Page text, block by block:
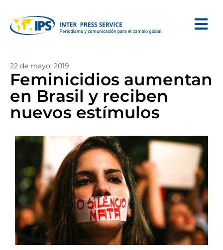
22 de mayo, 2019
Feminicidios aumentan
en Brasil y reciben
nuevos estímulos